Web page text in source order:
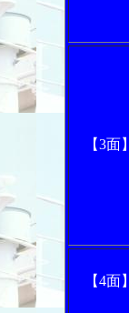
【3面】
【4面】